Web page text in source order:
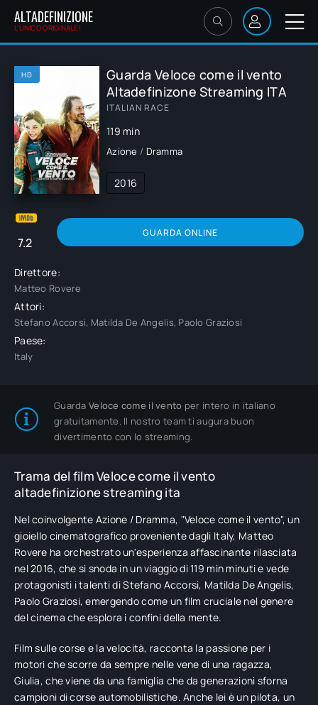
ALTADEFINIZIONE
L'UNICO ORIGINALE!
HD
Guarda Veloce come il vento
Altadefinizone Streaming ITA
ITALIAN RACE
119 min
Azione / Dramma
2016
7.2
GUARDA ONLINE
Direttore:
Matteo Rovere
Attori:
Stefano Accorsi, Matilda De Angelis, Paolo Graziosi
Paese:
Italy
Guarda Veloce come il vento per intero in italiano
gratuitamente. Il nostro team ti augura buon
divertimento con lo streaming.
Trama del film Veloce come il vento
altadefinizione streaming ita
Nel coinvolgente Azione / Dramma, "Veloce come il vento", un
gioiello cinematografico proveniente dagli Italy, Matteo
Rovere ha orchestrato un'esperienza affascinante rilasciata
nel 2016, che si snoda in un viaggio di 119 min minuti e vede
protagonisti i talenti di Stefano Accorsi, Matilda De Angelis,
Paolo Graziosi, emergendo come un film cruciale nel genere
del cinema che esplora i confini della mente.
Film sulle corse e la velocità, racconta la passione per i
motori che scorre da sempre nelle vene di una ragazza,
Giulia, che viene da una famiglia che da generazioni sforna
campioni di corse automobilistiche. Anche lei è un pilota, un